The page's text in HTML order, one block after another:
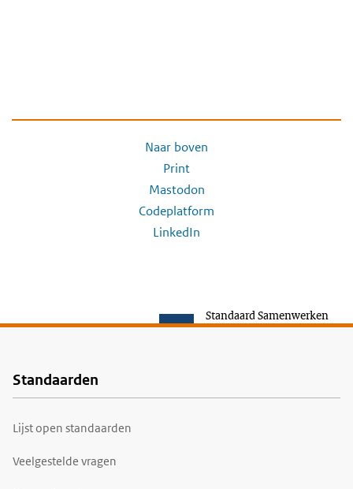
Naar boven
Print
Mastodon
Codeplatform
LinkedIn
Standaard Samenwerken
Voet
Standaarden
Lijst open standaarden
Veelgestelde vragen